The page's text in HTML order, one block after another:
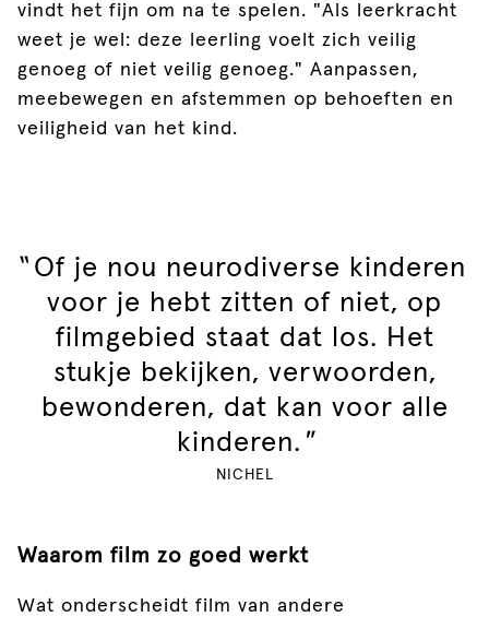
vindt het fijn om na te spelen. "Als leerkracht
weet je wel: deze leerling voelt zich veilig
genoeg of niet veilig genoeg." Aanpassen,
meebewegen en afstemmen op behoeften en
veiligheid van het kind.
" Of je nou neurodiverse kinderen
voor je hebt zitten of niet, op
filmgebied staat dat los. Het
stukje bekijken, verwoorden,
bewonderen, dat kan voor alle
kinderen. "
NICHEL
Waarom film zo goed werkt
Wat onderscheidt film van andere